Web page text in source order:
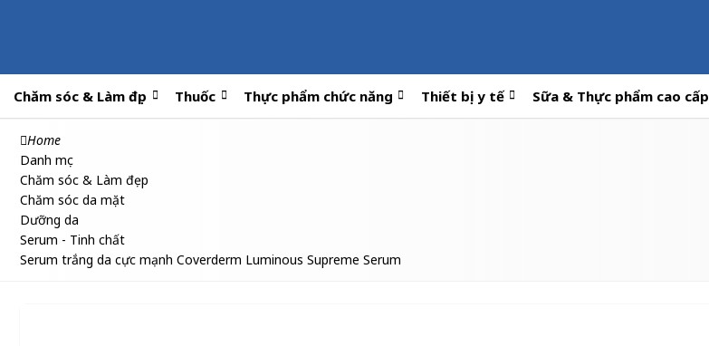
Chăm sóc & Làm đẹp Thuốc Thực phẩm chức năng Thiết bị y tế Sữa & Thực phẩm cao cấp
Home
Danh mục
Chăm sóc & Làm đẹp
Chăm sóc da mặt
Dưỡng da
Serum - Tinh chất
Serum trắng da cực mạnh Coverderm Luminous Supreme Serum